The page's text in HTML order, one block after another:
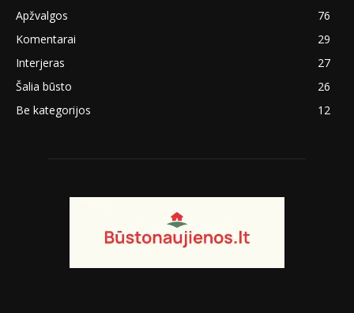
Apžvalgos
76
Komentarai
29
Interjeras
27
Šalia būsto
26
Be kategorijos
12